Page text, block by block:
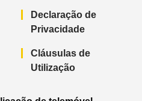
Declaração de
Privacidade
Cláusulas de
Utilização